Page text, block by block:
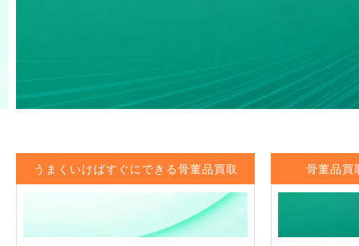
うまくいけばすぐにできる骨董品買取 骨董品買